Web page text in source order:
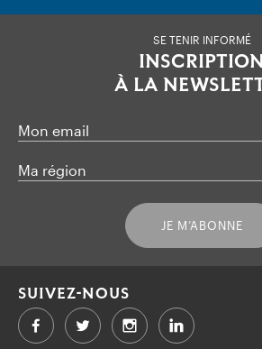
SE TENIR INFORMÉ
À LA
Mon email
Ma région
JE M’ABONNE
SUIVEZ-NOUS
FacebookTwitter LinkedIn